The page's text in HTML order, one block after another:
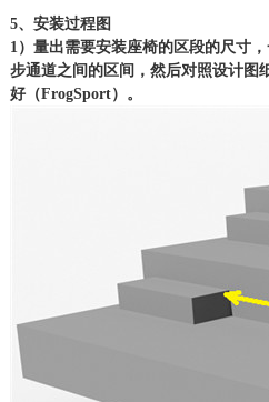
5、安装过程图
1）量出需要安装座椅的区段的尺寸
步通道之间的区间，然后对照设计图
好（FrogSport）。